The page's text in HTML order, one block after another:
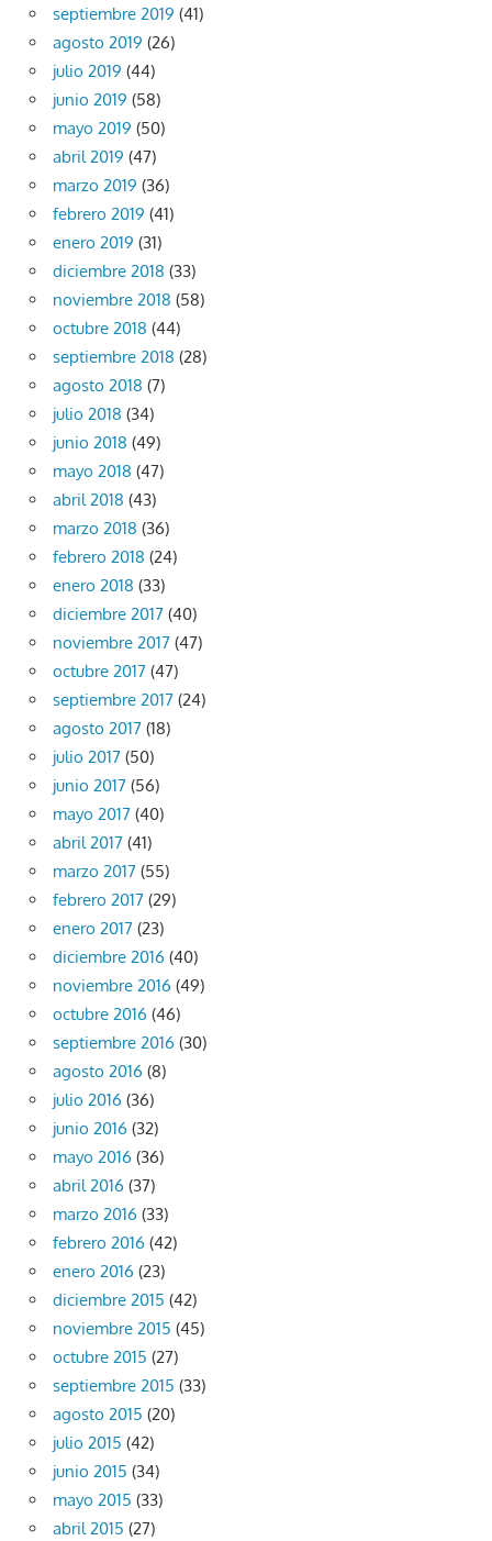
septiembre 2019 (41)
agosto 2019 (26)
julio 2019 (44)
junio 2019 (58)
mayo 2019 (50)
abril 2019 (47)
marzo 2019 (36)
febrero 2019 (41)
enero 2019 (31)
diciembre 2018 (33)
noviembre 2018 (58)
octubre 2018 (44)
septiembre 2018 (28)
agosto 2018 (7)
julio 2018 (34)
junio 2018 (49)
mayo 2018 (47)
abril 2018 (43)
marzo 2018 (36)
febrero 2018 (24)
enero 2018 (33)
diciembre 2017 (40)
noviembre 2017 (47)
octubre 2017 (47)
septiembre 2017 (24)
agosto 2017 (18)
julio 2017 (50)
junio 2017 (56)
mayo 2017 (40)
abril 2017 (41)
marzo 2017 (55)
febrero 2017 (29)
enero 2017 (23)
diciembre 2016 (40)
noviembre 2016 (49)
octubre 2016 (46)
septiembre 2016 (30)
agosto 2016 (8)
julio 2016 (36)
junio 2016 (32)
mayo 2016 (36)
abril 2016 (37)
marzo 2016 (33)
febrero 2016 (42)
enero 2016 (23)
diciembre 2015 (42)
noviembre 2015 (45)
octubre 2015 (27)
septiembre 2015 (33)
agosto 2015 (20)
julio 2015 (42)
junio 2015 (34)
mayo 2015 (33)
abril 2015 (27)